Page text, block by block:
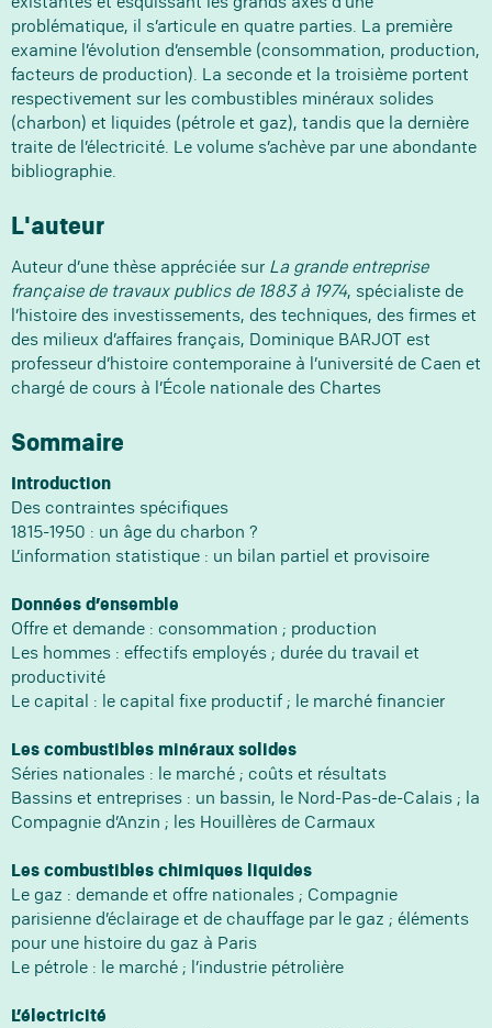
problématique, il s’articule en quatre parties. La première
examine l’évolution d’ensemble (consommation, production,
facteurs de production). La seconde et la troisième portent
respectivement sur les combustibles minéraux solides
(charbon) et liquides (pétrole et gaz), tandis que la dernière
traite de l’électricité. Le volume s’achève par une abondante
bibliographie.
L'auteur
Auteur d’une thèse appréciée sur La grande entreprise
française de travaux publics de 1883 à 1974, spécialiste de
l’histoire des investissements, des techniques, des firmes et
des milieux d’affaires français, Dominique BARJOT est
professeur d’histoire contemporaine à l’université de Caen et
chargé de cours à l’École nationale des Chartes
Sommaire
Introduction
Des contraintes spécifiques
1815-1950 : un âge du charbon ?
L’information statistique : un bilan partiel et provisoire
Données d’ensemble
Offre et demande : consommation ; production
Les hommes : effectifs employés ; durée du travail et
productivité
Le capital : le capital fixe productif ; le marché financier
Les combustibles minéraux solides
Séries nationales : le marché ; coûts et résultats
Bassins et entreprises : un bassin, le Nord-Pas-de-Calais ; la
Compagnie d’Anzin ; les Houillères de Carmaux
Les combustibles chimiques liquides
Le gaz : demande et offre nationales ; Compagnie
parisienne d’éclairage et de chauffage par le gaz ; éléments
pour une histoire du gaz à Paris
Le pétrole : le marché ; l’industrie pétrolière
L’électricité